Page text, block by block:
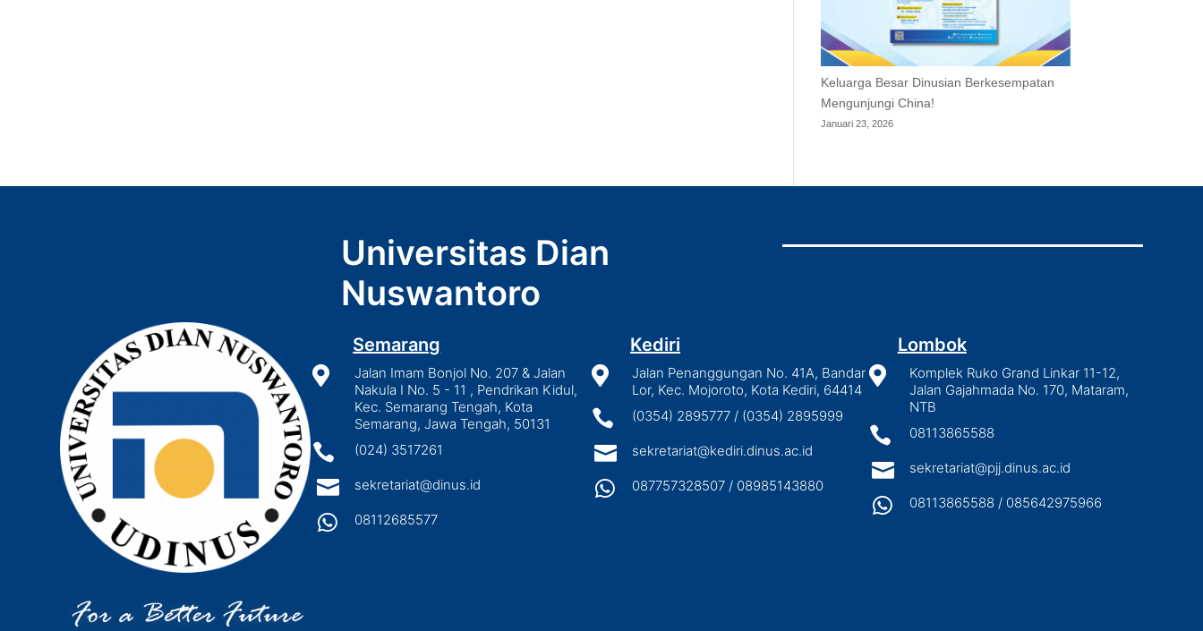
Keluarga Besar Dinusian Berkesempatan
Mengunjungi China!
Januari 23, 2026
Universitas Dian
Nuswantoro
Semarang

Jalan Imam Bonjol No. 207 & Jalan
Nakula I No. 5 - 11 , Pendrikan Kidul,
Kec. Semarang Tengah, Kota
Semarang, Jawa Tengah, 50131
 (024) 3517261
 sekretariat@dinus.id
 08112685577
Kediri

Jalan Penanggungan No. 41A, Bandar
Lor, Kec. Mojoroto, Kota Kediri, 64414
 (0354) 2895777 / (0354) 2895999
 sekretariat@kediri.dinus.ac.id
 087757328507 / 08985143880
Lombok

Komplek Ruko Grand Linkar 11-12,
Jalan Gajahmada No. 170, Mataram,
NTB
 08113865588
 sekretariat@pjj.dinus.ac.id
 08113865588 / 085642975966